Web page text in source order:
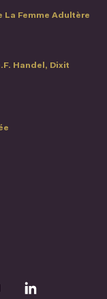
La Femme Adultère
Handel, Dixit